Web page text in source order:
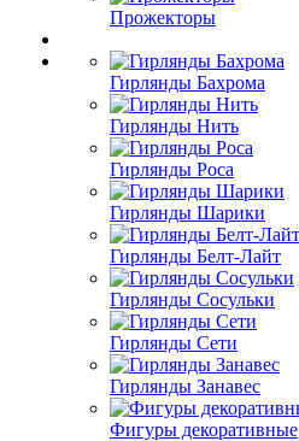
Прожекторы
Гирлянды Бахрома
Гирлянды Нить
Гирлянды Роса
Гирлянды Шарики
Гирлянды Белт-Лайт
Гирлянды Сосульки
Гирлянды Сети
Гирлянды Занавес
Фигуры декоративные